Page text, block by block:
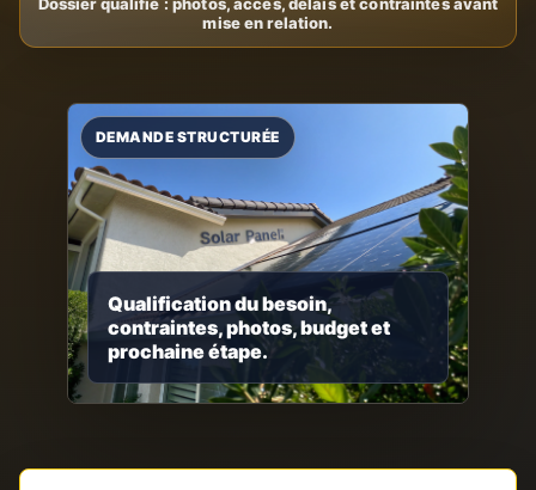
Qualification du besoin,
contraintes, photos, budget et
prochaine étape.